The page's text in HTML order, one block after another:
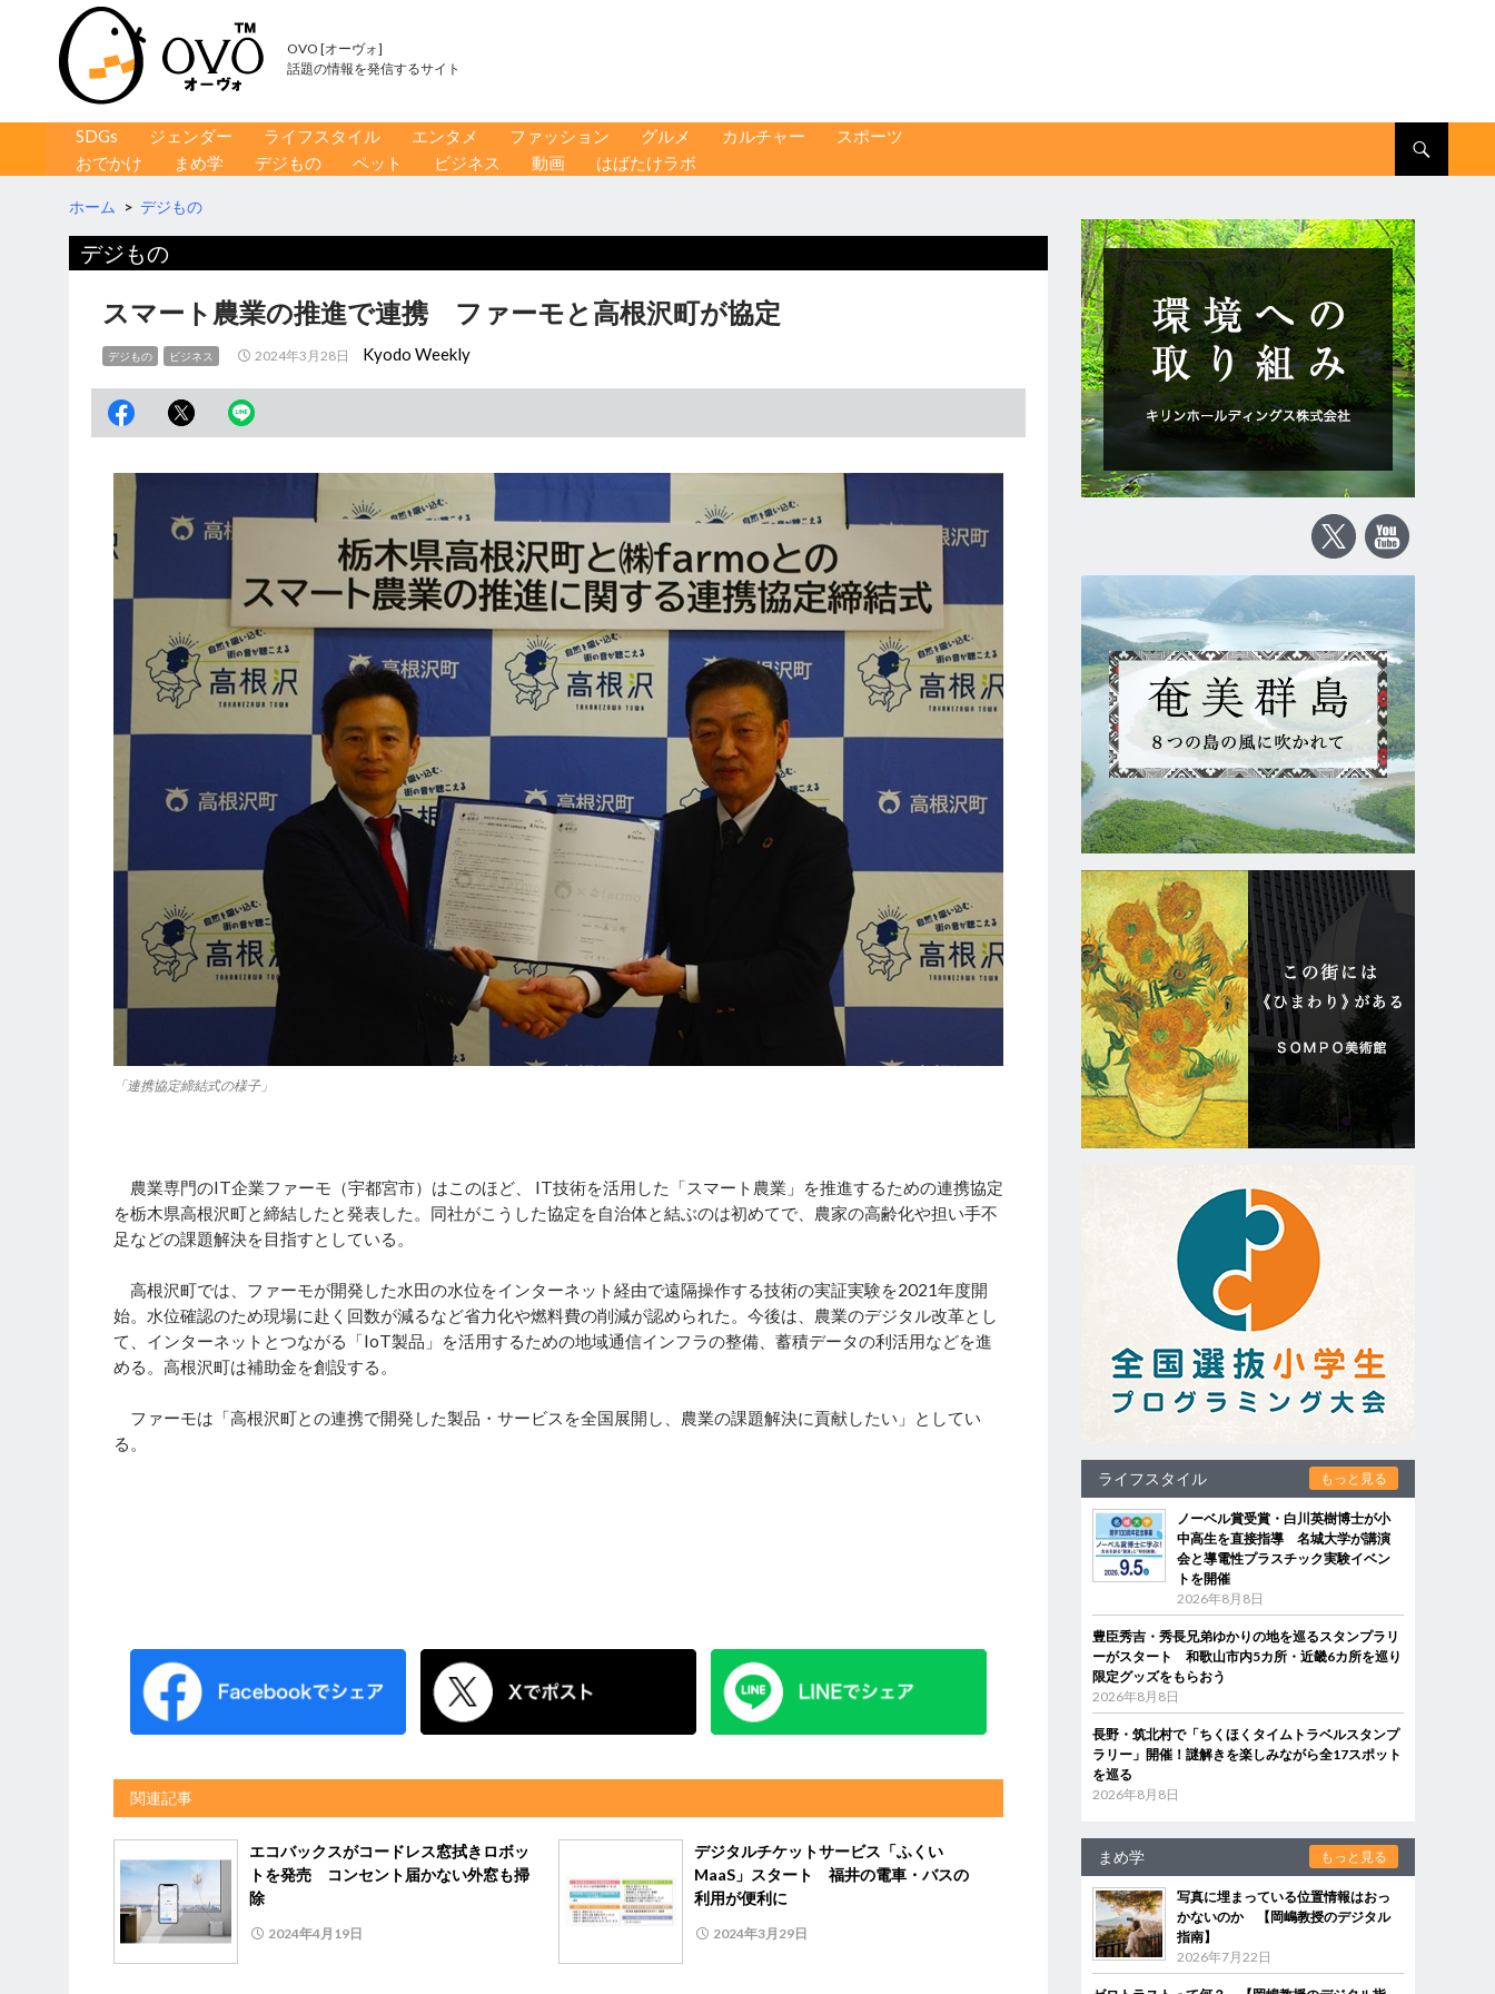
OVO [オーヴォ]
話題の情報を発信するサイト
コンテンツへ移動
SDGs ジェンダー ライフスタイル エンタメ ファッション グルメ カルチャー
スポーツ
おでかけ
まめ学 デジもの ペット ビジネス 動画 はばたけラボ
ホーム > デジもの
デジもの
スマート農業の推進で連携 ファーモと高根沢町が協定
デジもの ビジネス 2024年3月28日 Kyodo Weekly
「連携協定締結式の様子」
農業専門のIT企業ファーモ（宇都宮市）はこのほど、 IT技術を活用した「スマート農業」を推進するための連携協定
を栃木県高根沢町と締結したと発表した。同社がこうした協定を自治体と結ぶのは初めてで、農家の高齢化や担い手不
足などの課題解決を目指すとしている。
高根沢町では、ファーモが開発した水田の水位をインターネット経由で遠隔操作する技術の実証実験を2021年度開
始。水位確認のため現場に赴く回数が減るなど省力化や燃料費の削減が認められた。今後は、農業のデジタル改革とし
て、インターネットとつながる「IoT製品」を活用するための地域通信インフラの整備、蓄積データの利活用などを進
める。高根沢町は補助金を創設する。
ファーモは「高根沢町との連携で開発した製品・サービスを全国展開し、農業の課題解決に貢献したい」としてい
る。
関連記事
エコバックスがコードレス窓拭きロボッ
トを発売 コンセント届かない外窓も掃
除
2024年4月19日
デジタルチケットサービス「ふくい
MaaS」スタート 福井の電車・バスの
利用が便利に
2024年3月29日
ライフスタイル もっと見る
ノーベル賞受賞・白川英樹博士が小
中高生を直接指導 名城大学が講演
会と導電性プラスチック実験イベン
トを開催
2026年8月8日
豊臣秀吉・秀長兄弟ゆかりの地を巡るスタンプラリ
ーがスタート 和歌山市内5カ所・近畿6カ所を巡り
限定グッズをもらおう
2026年8月8日
長野・筑北村で「ちくほくタイムトラベルスタンプ
ラリー」開催！謎解きを楽しみながら全17スポット
を巡る
2026年8月8日
まめ学 もっと見る
写真に埋まっている位置情報はおっ
かないのか 【岡嶋教授のデジタル
指南】
2026年7月22日